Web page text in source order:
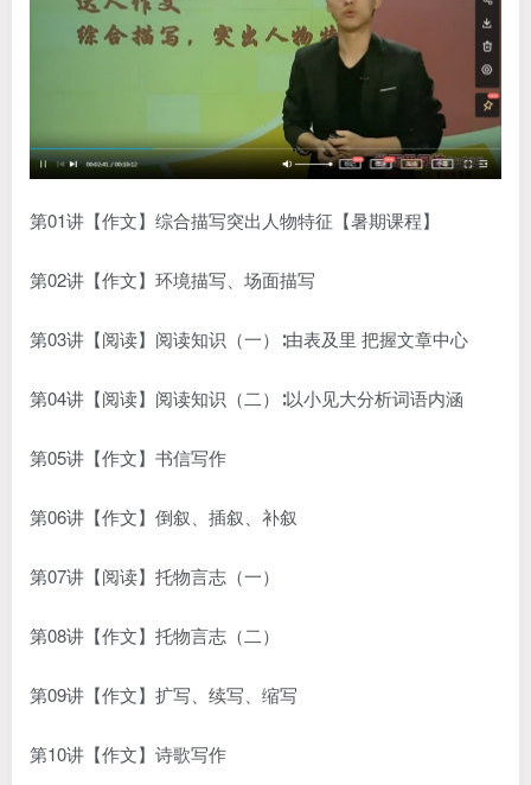
第01讲【作文】综合描写突出人物特征【暑期课程】
第02讲【作文】环境描写、场面描写
第03讲【阅读】阅读知识（一）∶由表及里 把握文章中心
第04讲【阅读】阅读知识（二）∶以小见大分析词语内涵
第05讲【作文】书信写作
第06讲【作文】倒叙、插叙、补叙
第07讲【阅读】托物言志（一）
第08讲【作文】托物言志（二）
第09讲【作文】扩写、续写、缩写
第10讲【作文】诗歌写作